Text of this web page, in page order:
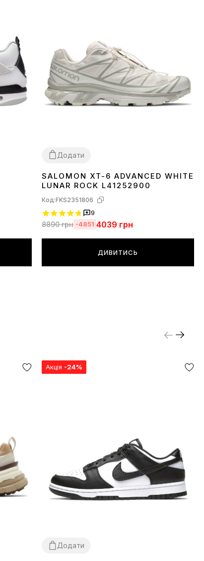
Додати
3637 38 39404142434445
SALOMON XT-6 ADVANCED WHITE
LUNAR ROCK L41252900
Код:FKS2351806
9
8890грн -4851 4039 грн
ДИВИТИСЬ
Акція -24%
Додати